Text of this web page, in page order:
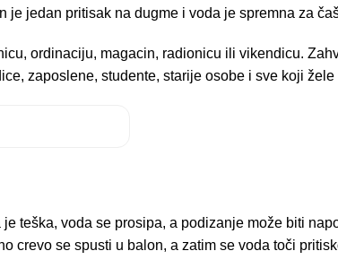
jedan pritisak na dugme i voda je spremna za
ordinaciju, magacin, radionicu ili vikendicu.
zaposlene, studente, starije osobe i sve koji
teška, voda se prosipa, a podizanje može biti
crevo se spusti u balon, a zatim se voda toči